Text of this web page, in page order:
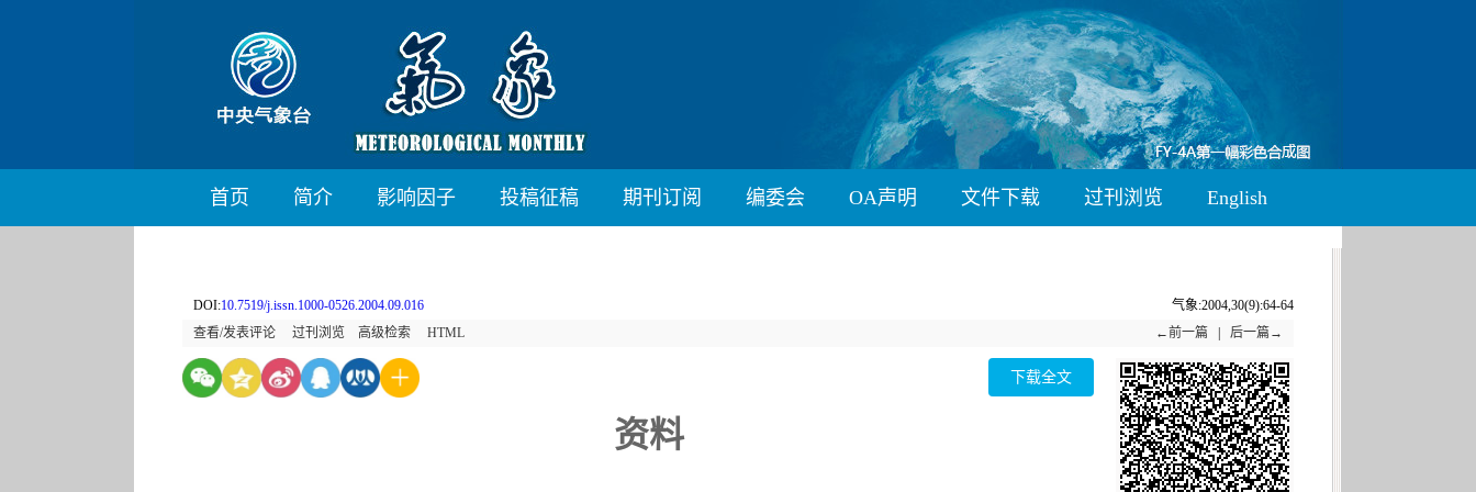
首页 简介 影响因子 投稿征稿 期刊订阅 编委会 OA声明 文件下载 过刊浏览 English
DOI:10.7519/j.issn.1000-0526.2004.09.016
气象:2004,30(9):64-64
查看/发表评论
过刊浏览 高级检索 HTML ←前一篇 后一篇→
下载全文
资料